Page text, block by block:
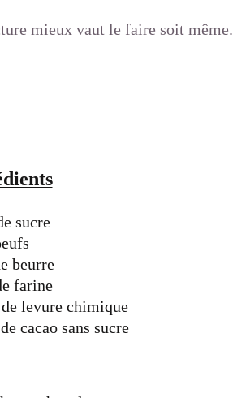
mieux vaut le faire soit même.
sucre
beurre
farine
levure chimique
cacao sans sucre